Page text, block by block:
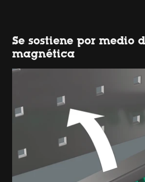
Se sostiene por medio
magnética